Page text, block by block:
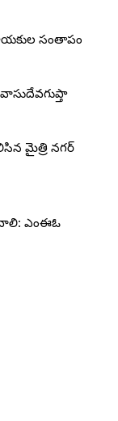
సంతాపం
మైత్రి నగర్
ఎంఈఓ